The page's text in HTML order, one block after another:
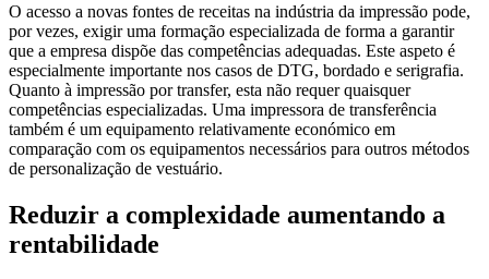
O acesso a novas fontes de receitas na indústria da impressão pode,
por vezes, exigir uma formação especializada de forma a garantir
que a empresa dispõe das competências adequadas. Este aspeto é
especialmente importante nos casos de DTG, bordado e serigrafia.
Quanto à impressão por transfer, esta não requer quaisquer
competências especializadas. Uma impressora de transferência
também é um equipamento relativamente económico em
comparação com os equipamentos necessários para outros métodos
de personalização de vestuário.
Reduzir a complexidade aumentando a
rentabilidade